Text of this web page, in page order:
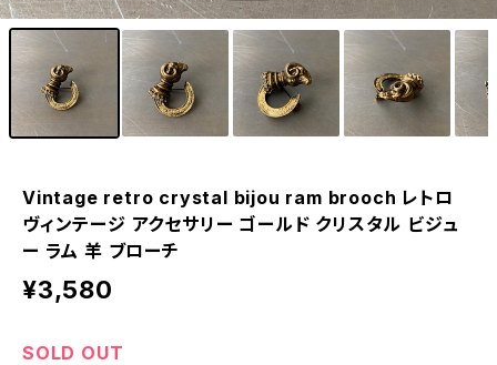
Vintage retro crystal bijou ram brooch レトロ
ヴィンテージ アクセサリー ゴールド クリスタル ビジュ
ー ラム 羊 ブローチ
¥3,580
SOLD OUT